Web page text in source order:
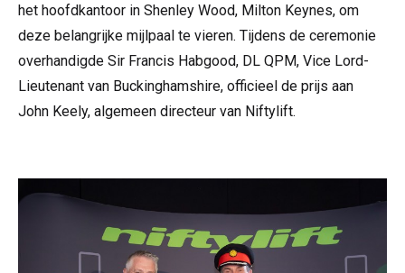
het hoofdkantoor in Shenley Wood, Milton Keynes, om
deze belangrijke mijlpaal te vieren. Tijdens de ceremonie
overhandigde Sir Francis Habgood, DL QPM, Vice Lord-
Lieutenant van Buckinghamshire, officieel de prijs aan
John Keely, algemeen directeur van Niftylift.